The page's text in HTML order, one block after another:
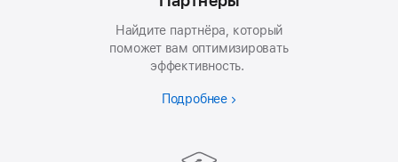
Найдите партнёра, который
поможет вам оптимизировать
эффективность.
Подробнее